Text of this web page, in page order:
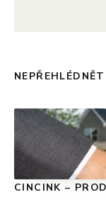
CINCINK –